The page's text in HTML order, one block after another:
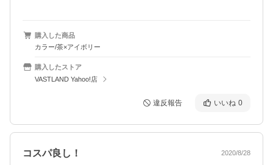
購入した商品
カラー/茶×アイボリー
購入したストア
VASTLAND Yahoo!店
違反報告 いいね 0
コスパ良し！ 2020/8/28